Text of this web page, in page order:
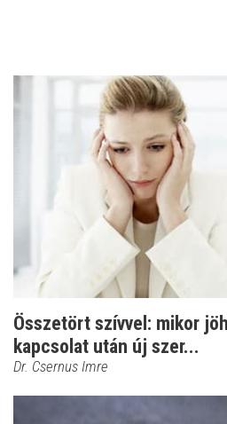
Összetört szívvel: mikor
kapcsolat után új szer...
Dr. Csernus Imre